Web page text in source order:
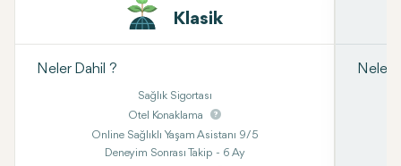
Klasik
Neler Dahil ?
Sağlık Sigortası
Otel Konaklama
Online Sağlıklı Yaşam Asistanı 9/5
Deneyim Sonrası Takip - 6 Ay
Neler